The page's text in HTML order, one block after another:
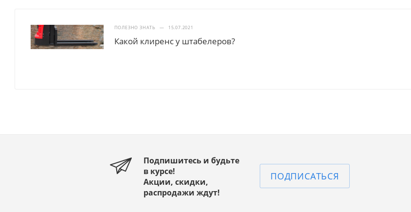
ПОЛЕЗНО ЗНАТЬ — 15.07.2021
Какой клиренс у штабелеров?
Подпишитесь и будьте
в курсе!
Акции, скидки,
распродажи ждут!
ПОДПИСАТЬСЯ